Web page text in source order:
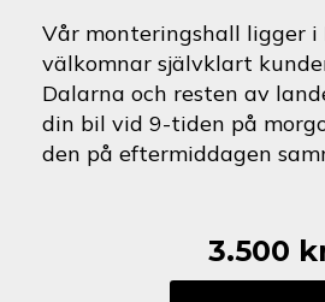
Vår monteringshall ligger i
välkomnar självklart
Dalarna och resten av
din bil vid 9-tiden på
den på eftermiddagen
3.500
Nissan